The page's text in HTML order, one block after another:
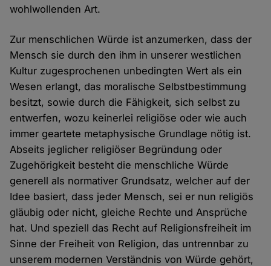
wohlwollenden Art.
Zur menschlichen Würde ist anzumerken, dass der
Mensch sie durch den ihm in unserer westlichen
Kultur zugesprochenen unbedingten Wert als ein
Wesen erlangt, das moralische Selbstbestimmung
besitzt, sowie durch die Fähigkeit, sich selbst zu
entwerfen, wozu keinerlei religiöse oder wie auch
immer geartete metaphysische Grundlage nötig ist.
Abseits jeglicher religiöser Begründung oder
Zugehörigkeit besteht die menschliche Würde
generell als normativer Grundsatz, welcher auf der
Idee basiert, dass jeder Mensch, sei er nun religiös
gläubig oder nicht, gleiche Rechte und Ansprüche
hat. Und speziell das Recht auf Religionsfreiheit im
Sinne der Freiheit von Religion, das untrennbar zu
unserem modernen Verständnis von Würde gehört,